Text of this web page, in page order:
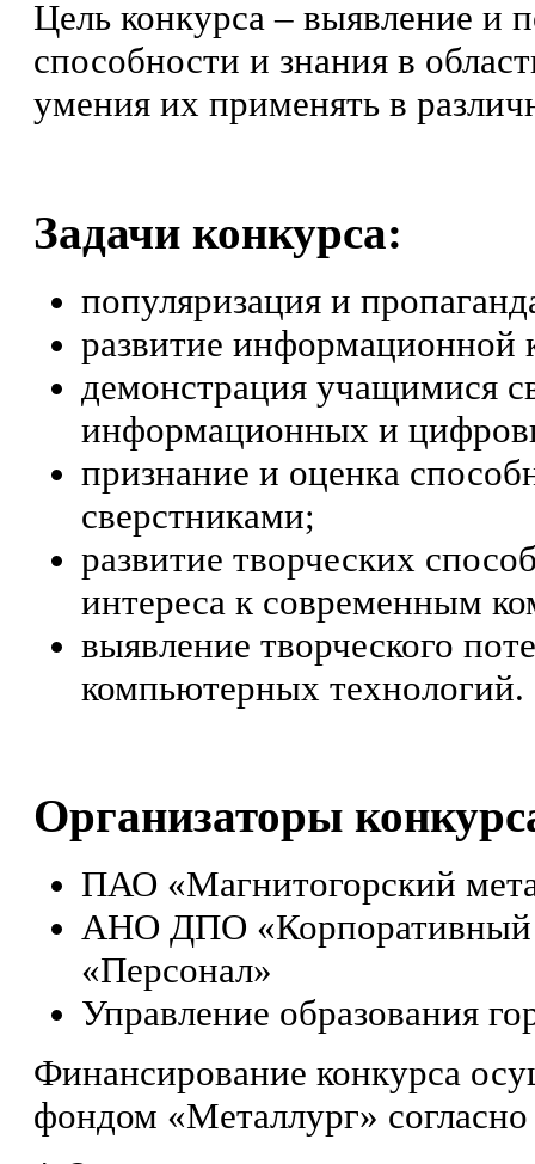
Цель конкурса – выявление и
способности и знания в
умения их применять в
Задачи конкурса:
популяризация и
развитие информационной
демонстрация учащимися
информационных и
признание и оценка
сверстниками;
развитие творческих
интереса к современным
выявление творческого
компьютерных технологий.
Организаторы
ПАО «Магнитогорский
АНО ДПО «Корпоративный
«Персонал»
Управление образования
Финансирование конкурса
фондом «Металлург»